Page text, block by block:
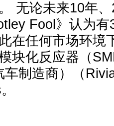
无论未来10年
Fool》认为
在任何市场环境
块化反应器（
制造商）（